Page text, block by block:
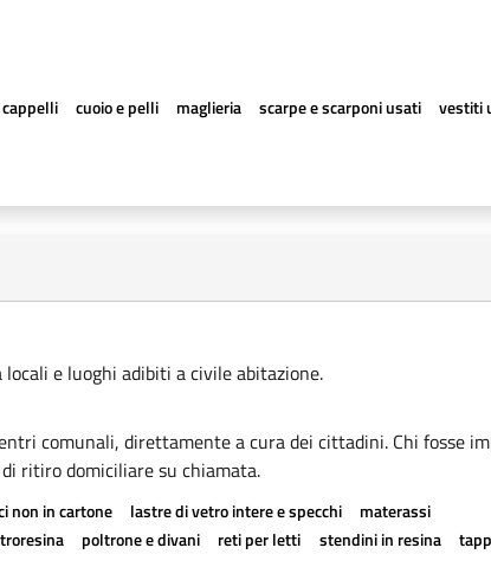
cappelli cuoio e pelli maglieria scarpe e scarponi usati vestiti
e luoghi adibiti a civile abitazione.
comunali, direttamente a cura dei cittadini. Chi fosse
ritiro domiciliare su chiamata.
non in cartone lastre di vetro intere e specchi
materassi
poltrone e divani reti per letti stendini in resina